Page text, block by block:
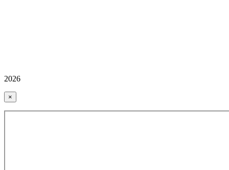
2026
×